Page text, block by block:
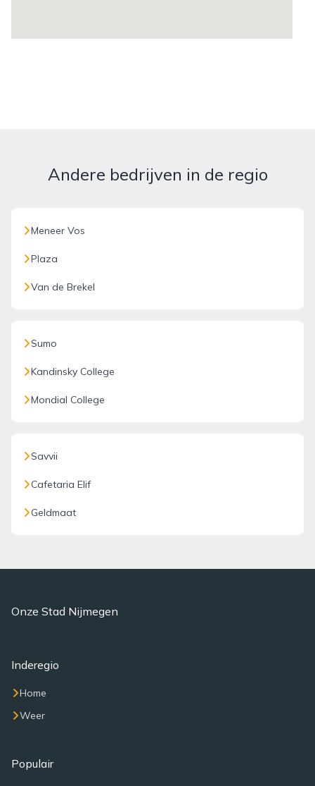
Andere bedrijven in de regio
Meneer Vos
Plaza
Van de Brekel
Sumo
Kandinsky College
Mondial College
Savvii
Cafetaria Elif
Geldmaat
Onze Stad Nijmegen
Inderegio
Home
Weer
Populair